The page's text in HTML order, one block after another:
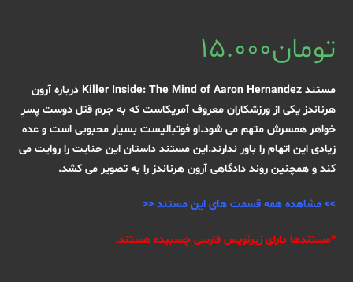
تومان15.000
مستند Killer Inside: The Mind of Aaron Hernandez درباره آرون
هرناندز یکی از ورزشکاران معروف آمریکاست که به جرم قتل دوست پسرِ
خواهر همسرش متهم می شود.او فوتبالیست بسیار محبوبی است و عده
زیادی این اتهام را باور ندارند.این مستند داستان این جنایت را روایت می
کند و همچنین روند دادگاهی آرون هرناندز را به تصویر می کشد.
>>مشاهده همه قسمت های این مستند <<
*مستندها دارای زیرنویس فارسی چسبیده هستند.